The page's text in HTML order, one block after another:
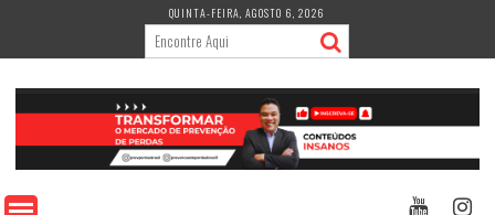
content
QUINTA-FEIRA, AGOSTO 6, 2026